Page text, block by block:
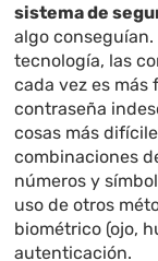
sistema de
algo
tecnología, las
cada vez es más
contraseña
cosas más
combinaciones
números y
uso de otros
biométrico (ojo,
autenticación.